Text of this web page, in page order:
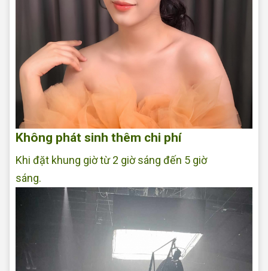
Không phát sinh thêm chi phí
Khi đặt khung giờ từ 2 giờ sáng đến 5 giờ
sáng.